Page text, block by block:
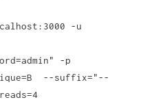
-u
-p
--suffix="--